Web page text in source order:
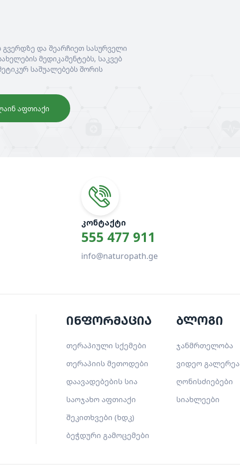
და შეარჩიეთ სასურველი
მედიკამენტებს, საკვებ
საშუალებებს შორის
ᲐᲤᲗᲘᲐᲥᲘ
ᲙᲝᲜᲢᲐᲥᲢᲘ
555 477 911
info@naturopath.ge
ინფორმაცია
თერაპიული სქემები
თერაპიის მეთოდები
დაავადებების სია
საოჯახო აფთიაქი
შეკითხვები (ხდკ)
ბეჭდური გამოცემები
ბლოგი
ჯანმრთელობა
ვიდეო გალერეა
ღონისძიებები
სიახლეები